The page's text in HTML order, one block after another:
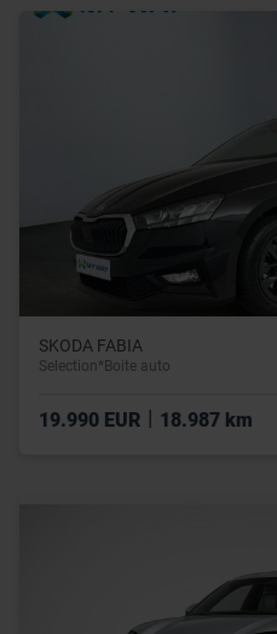
SKODA FABIA
Selection*Boite auto
19.990 EUR 18.987 km